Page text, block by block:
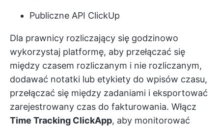
Publiczne API ClickUp
Dla prawnicy rozliczający się godzinowo
wykorzystaj platformę, aby przełączać się
między czasem rozliczanym i nie rozliczanym,
dodawać notatki lub etykiety do wpisów czasu,
przełączać się między zadaniami i eksportować
zarejestrowany czas do fakturowania. Włącz
Time Tracking ClickApp, aby monitorować